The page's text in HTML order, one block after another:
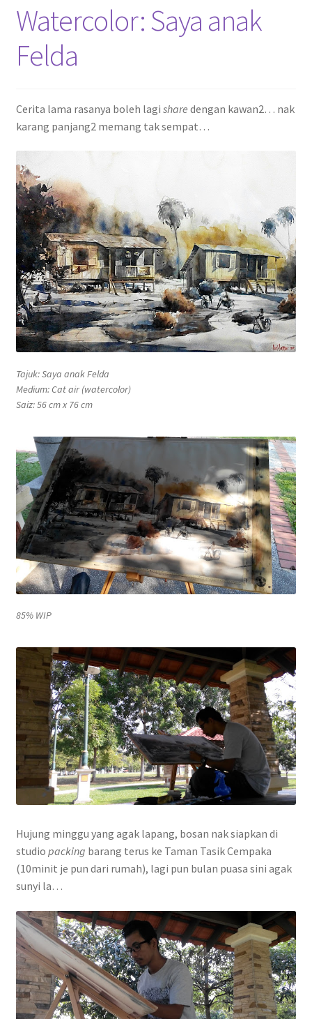
Watercolor: Saya anak
Felda
Cerita lama rasanya boleh lagi share dengan kawan2… nak
karang panjang2 memang tak sempat…
Tajuk: Saya anak Felda
Medium: Cat air (watercolor)
Saiz: 56 cm x 76 cm
85% WIP
Hujung minggu yang agak lapang, bosan nak siapkan di
studio packing barang terus ke Taman Tasik Cempaka
(10minit je pun dari rumah), lagi pun bulan puasa sini agak
sunyi la…